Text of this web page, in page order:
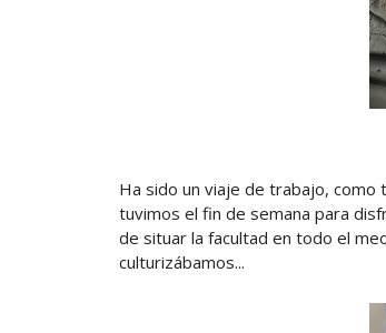
Ha sido un viaje de trabajo, como
tuvimos el fin de semana para
de situar la facultad en todo el
culturizábamos...